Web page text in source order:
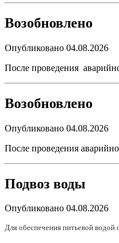
Возобновлено
Опубликовано 04.08.2026
После проведения
Возобновлено
Опубликовано 04.08.2026
После проведения
Подвоз воды
Опубликовано 04.08.2026
Для обеспечения питьевой водой